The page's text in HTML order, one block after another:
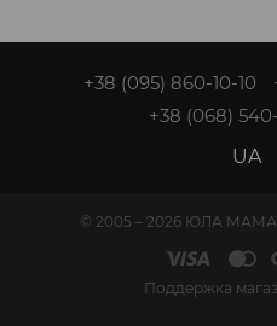
+38 (095) 860-10-10
+38 (068)
© 2005 – 2026 ЮЛА
Поддержка
UA
Интернет-магазин создан с